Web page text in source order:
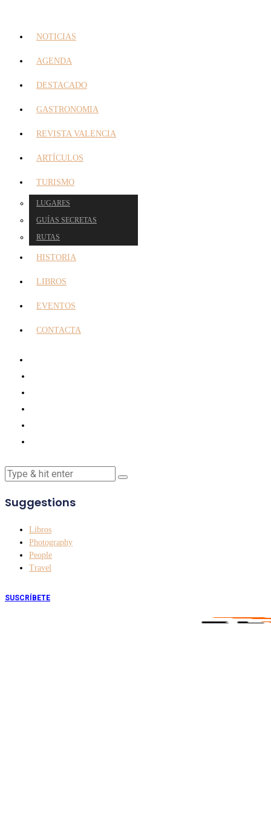
NOTICIAS
AGENDA
DESTACADO
GASTRONOMIA
REVISTA VALENCIA
ARTÍCULOS
TURISMO
LUGARES
GUÍAS SECRETAS
RUTAS
HISTORIA
LIBROS
EVENTOS
CONTACTA
Suggestions
Libros
Photography
People
Travel
SUSCRÍBETE